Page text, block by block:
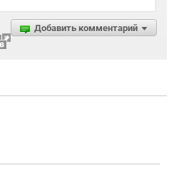
Добавить комментарий